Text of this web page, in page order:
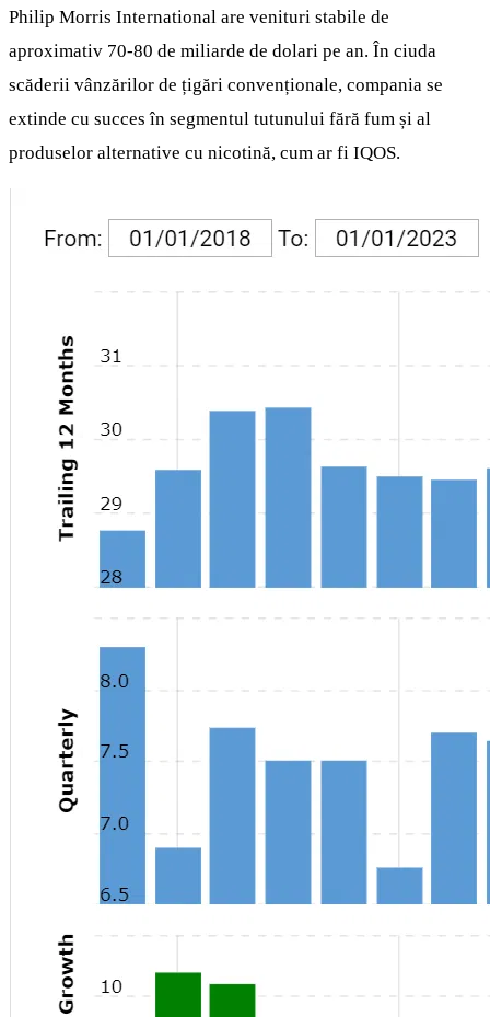
Philip Morris International are venituri stabile de
aproximativ 70-80 de miliarde de dolari pe an. În ciuda
scăderii vânzărilor de țigări convenționale, compania se
extinde cu succes în segmentul tutunului fără fum și al
produselor alternative cu nicotină, cum ar fi IQOS.